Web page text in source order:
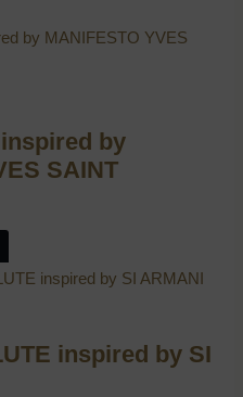
by
SAINT
inspired by SI